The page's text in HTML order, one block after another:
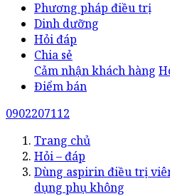
Phương pháp điều trị
Dinh dưỡng
Hỏi đáp
Chia sẻ
Cảm nhận khách hàng
Điểm bán
0902207112
Trang chủ
Hỏi – đáp
Dùng aspirin điều trị
dụng phụ không